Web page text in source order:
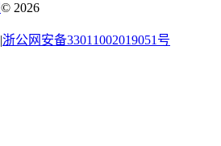
© 2026
|浙公网安备33011002019051号